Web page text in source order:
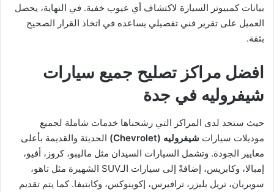
بيانات كمبيوتر السيارة لاكتشاف أي عيوب خفية. في النهاية، يحصل
العميل على تقرير فني تفصيلي يساعده في اتخاذ القرار الصحيح
بثقة.
افضل مراكز تصليح جميع سيارات
شيفروليه في جدة
حيث ستحد لدى المراكز التي رشحناها خدمات شاملة لجميع
موديلات سيارات شيفروليه (Chevrolet)
الحديثة والقديمة بأعلى
معايير الجودة. وتشمل السيارات السيدان مثل ماليبو، كروز، أفيو،
إمبالا، وكابريس، إضافةً إلى سيارات الـSUV الشهيرة مثل تاهو،
سوبربان، تريل بليزر، ترافيرس، إكوينوكس، وكابتيفا. كما يتم تقديم